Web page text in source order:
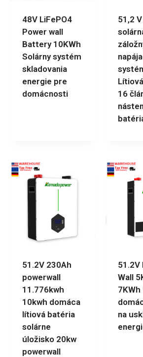
48V LiFePO4
Power wall
Battery 10KWh
Solárny systém
skladovania
energie pre
domácnosti
51,2
16
51.2V 230Ah
powerwall
11.776kwh
10kwh domáca
lítiová batéria
solárne
úložisko 20kw
powerwall
51.2V
Wall
7KWh
na